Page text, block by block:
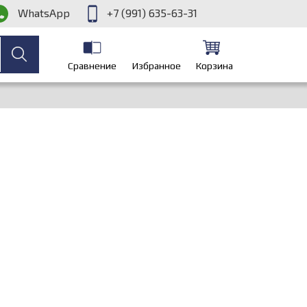
WhatsApp +7 (991) 635-63-31
Сравнение Избранное Корзина